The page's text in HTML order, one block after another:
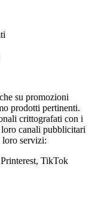
su promozioni
prodotti pertinenti.
crittografati con i
canali pubblicitari
servizi:
TikTok